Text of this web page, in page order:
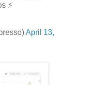
⚡️
April 13,